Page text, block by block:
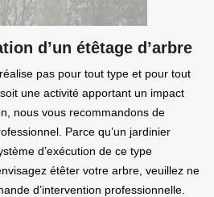
d’un étêtage d’arbre
pas pour tout type et pour tout
une activité apportant un impact
nous vous recommandons de
Parce qu’un jardinier
d’exécution de ce type
étêter votre arbre, veuillez ne
d’intervention professionnelle.